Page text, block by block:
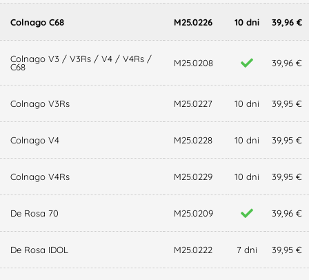
Colnago C68 M25.0226 10 dni 39,96 €
Colnago V3 / V3Rs / V4 / V4Rs /
C68 M25.0208 39,96 €
Colnago V3Rs M25.0227 10 dni 39,95 €
Colnago V4 M25.0228 10 dni 39,95 €
Colnago V4Rs M25.0229 10 dni 39,95 €
De Rosa 70 M25.0209 39,96 €
De Rosa IDOL M25.0222 7 dni 39,95 €